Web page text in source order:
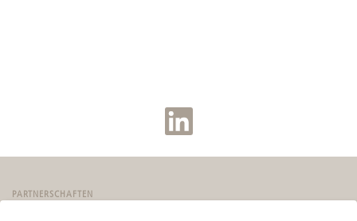
PARTNERSCHAFTEN